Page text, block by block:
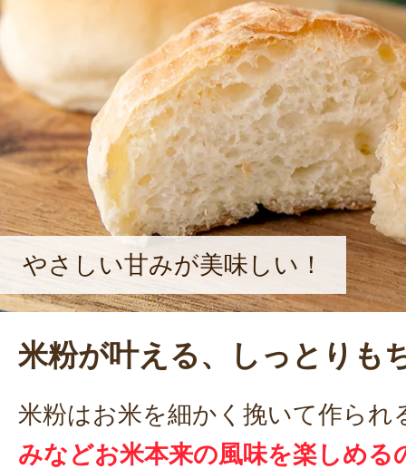
やさしい甘みが美味しい！
米粉が叶える、しっとりも
米粉はお米を細かく挽いて作られ
みなどお米本来の風味を楽しめる